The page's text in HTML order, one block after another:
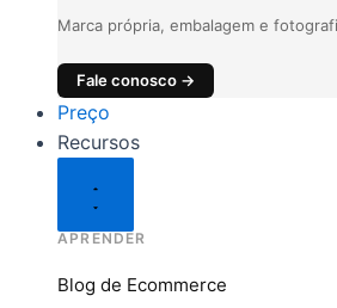
Marca própria, embalagem e
Fale conosco →
Preço
Recursos
APRENDER
Blog de Ecommerce